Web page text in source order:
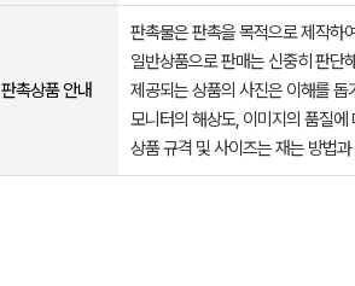
판촉상품 안내
판촉물은 판촉을 목적으로 제작하
일반상품으로 판매는 신중히 판단
제공되는 상품의 사진은 이해를
모니터의 해상도, 이미지의 품질
상품 규격 및 사이즈는 재는 방법